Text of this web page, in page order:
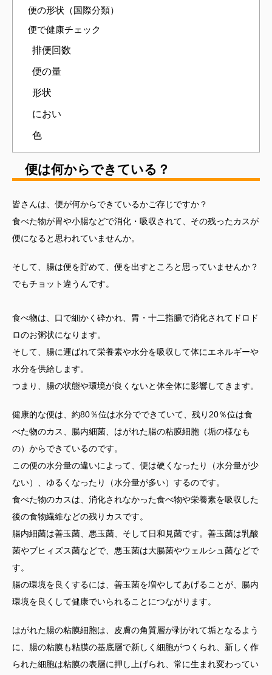
便の形状（国際分類）
便で健康チェック
排便回数
便の量
形状
におい
色
便は何からできている？
皆さんは、便が何からできているかご存じですか？
食べた物が胃や小腸などで消化・吸収されて、その残ったカスが
便になると思われていませんか。
そして、腸は便を貯めて、便を出すところと思っていませんか？
でもチョット違うんです。
食べ物は、口で細かく砕かれ、胃・十二指腸で消化されてドロド
ロのお粥状になります。
そして、腸に運ばれて栄養素や水分を吸収して体にエネルギーや
水分を供給します。
つまり、腸の状態や環境が良くないと体全体に影響してきます。
健康的な便は、約80％位は水分でできていて、残り20％位は食
べた物のカス、腸内細菌、はがれた腸の粘膜細胞（垢の様なも
の）からできているのです。
この便の水分量の違いによって、便は硬くなったり（水分量が少
ない）、ゆるくなったり（水分量が多い）するのです。
食べた物のカスは、消化されなかった食べ物や栄養素を吸収した
後の食物繊維などの残りカスです。
腸内細菌は善玉菌、悪玉菌、そして日和見菌です。善玉菌は乳酸
菌やブヒィズス菌などで、悪玉菌は大腸菌やウェルシュ菌などで
す。
腸の環境を良くするには、善玉菌を増やしてあげることが、腸内
環境を良くして健康でいられることにつながります。
はがれた腸の粘膜細胞は、皮膚の角質層が剥がれて垢となるよう
に、腸の粘膜も粘膜の基底層で新しく細胞がつくられ、新しく作
られた細胞は粘膜の表層に押し上げられ、 常に生まれ変わってい